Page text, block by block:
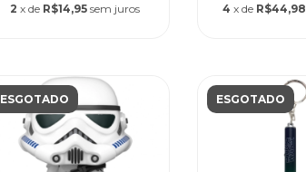
2 x de R$14,95 sem juros 4 x de R$44,98
ESGOTADO ESGOTADO